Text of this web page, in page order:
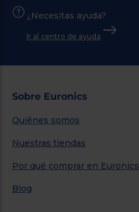
¿Necesitas ayuda?
Ir al centro de ayuda
Sobre Euronics
Quiénes somos
Nuestras tiendas
Por qué comprar en Euronics
Blog